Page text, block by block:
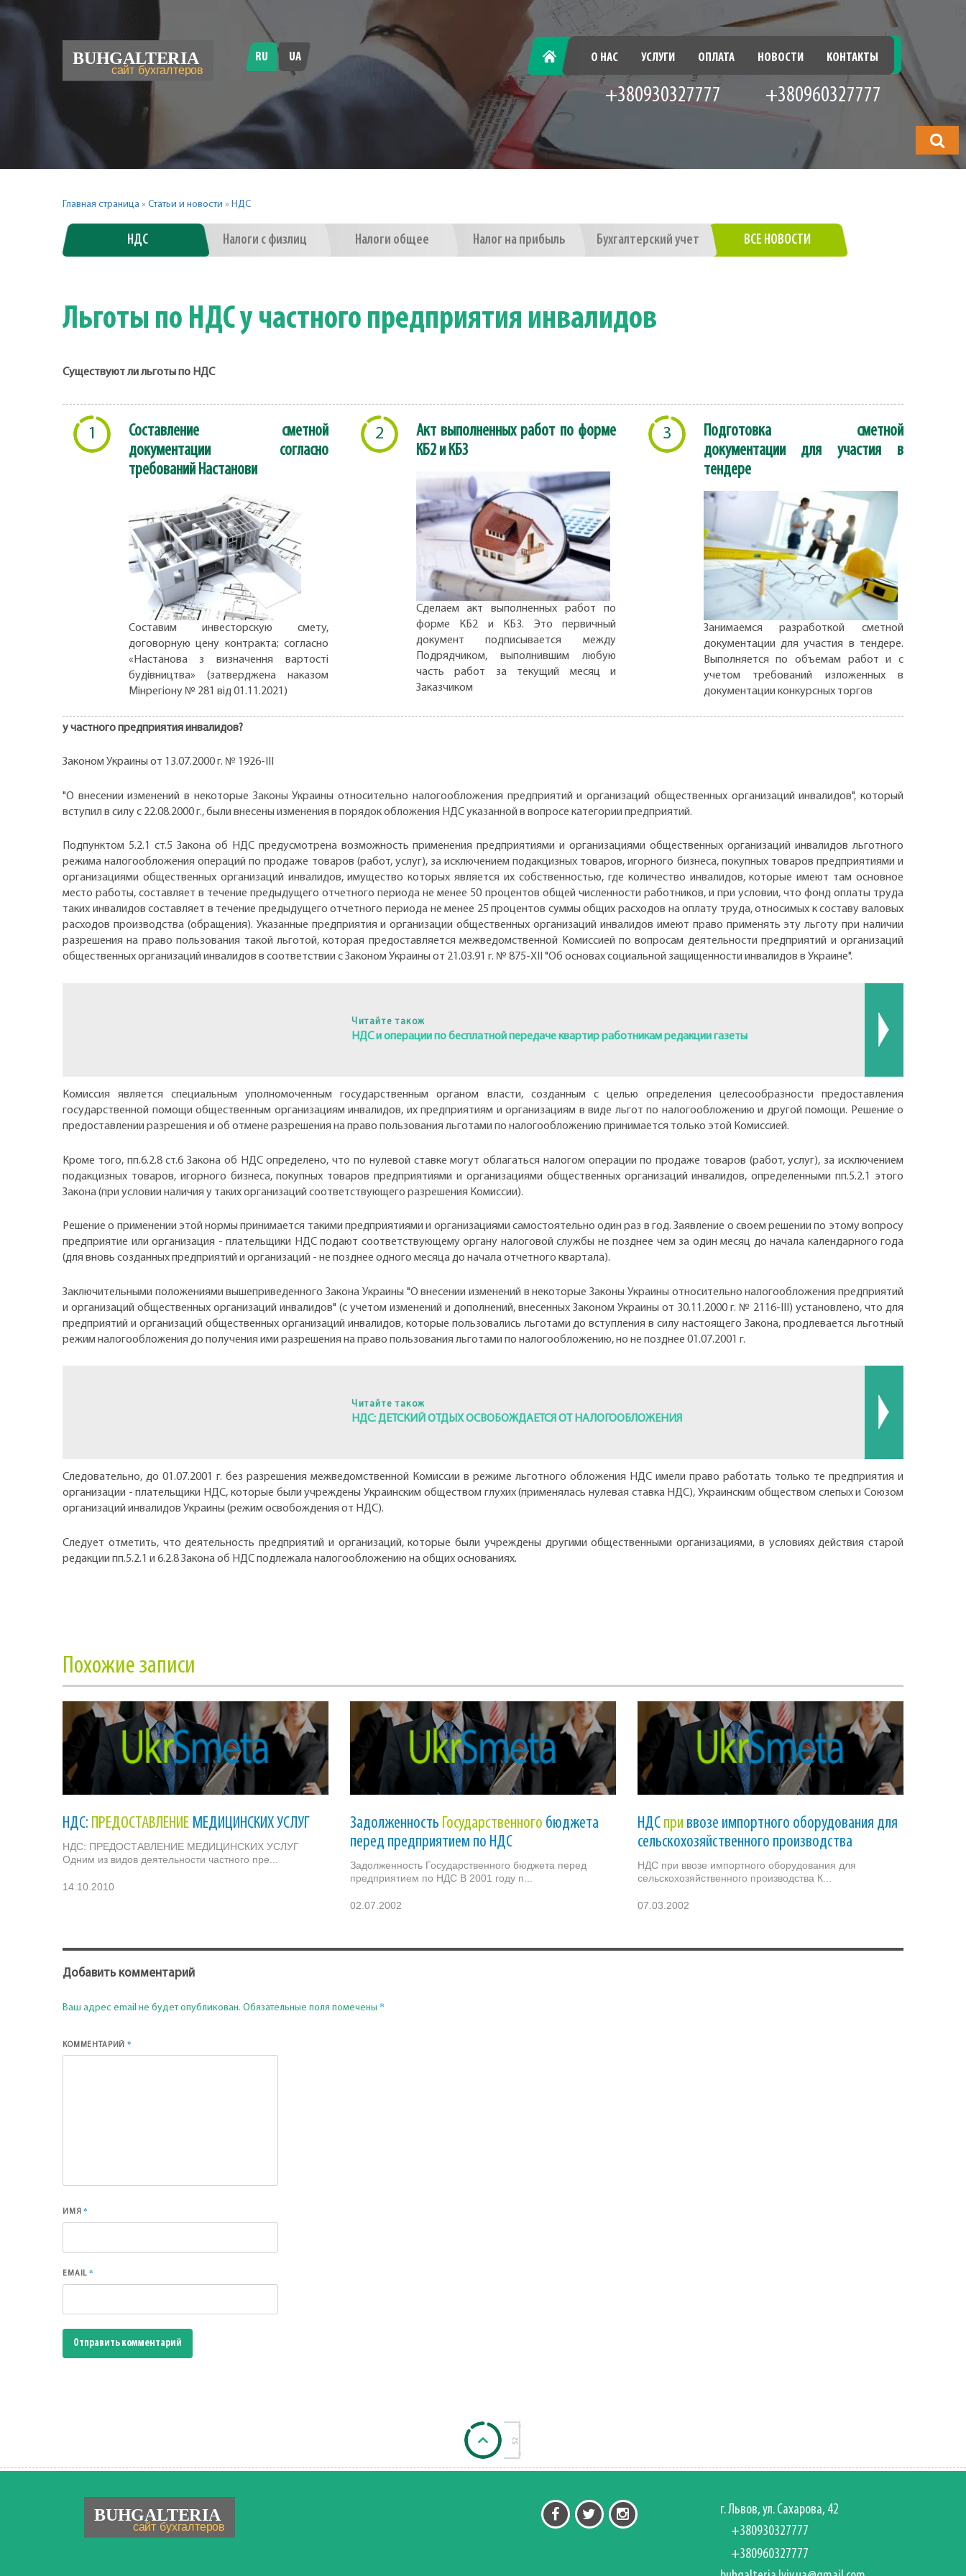
будете
RU UA ГЛАВНАЯ О НАС УСЛУГИ ОПЛАТА НОВОСТИ КОНТАКТЫ
+380930327777 +380960327777
Главная страница » Статьи и новости » НДС
НДС Налоги с физлиц Налоги общее Налог на прибыль Бухгалтерский учет ВСЕ НОВОСТИ
Льготы по НДС у частного предприятия инвалидов
Существуют ли льготы по НДС
1
Составление сметной
документации согласно
требований Настанови
Составим инвесторскую смету,
договорную цену контракта; согласно
«Настанова з визначення вартості
будівництва» (затверджена наказом
Мінрегіону № 281 від 01.11.2021)
2
Акт выполненных работ по форме
КБ2 и КБ3
Сделаем акт выполненных работ по
форме КБ2 и КБ3. Это первичный
документ подписывается между
Подрядчиком, выполнившим любую
часть работ за текущий месяц и
Заказчиком
3
Подготовка сметной
документации для участия в
тендере
Занимаемся разработкой сметной
документации для участия в тендере.
Выполняется по объемам работ и с
учетом требований изложенных в
документации конкурсных торгов
у частного предприятия инвалидов?
Законом Украины от 13.07.2000 г. № 1926-III
"О внесении изменений в некоторые Законы Украины относительно налогообложения предприятий и организаций общественных организаций инвалидов", который
вступил в силу с 22.08.2000 г., были внесены изменения в порядок обложения НДС указанной в вопросе категории предприятий.
Подпунктом 5.2.1 ст.5 Закона об НДС предусмотрена возможность применения предприятиями и организациями общественных организаций инвалидов льготного
режима налогообложения операций по продаже товаров (работ, услуг), за исключением подакцизных товаров, игорного бизнеса, покупных товаров предприятиями и
организациями общественных организаций инвалидов, имущество которых является их собственностью, где количество инвалидов, которые имеют там основное
место работы, составляет в течение предыдущего отчетного периода не менее 50 процентов общей численности работников, и при условии, что фонд оплаты труда
таких инвалидов составляет в течение предыдущего отчетного периода не менее 25 процентов суммы общих расходов на оплату труда, относимых к составу валовых
расходов производства (обращения). Указанные предприятия и организации общественных организаций инвалидов имеют право применять эту льготу при наличии
разрешения на право пользования такой льготой, которая предоставляется межведомственной Комиссией по вопросам деятельности предприятий и организаций
общественных организаций инвалидов в соответствии с Законом Украины от 21.03.91 г. № 875-XII "Об основах социальной защищенности инвалидов в Украине".
Читайте також
НДС и операции по бесплатной передаче квартир работникам редакции газеты
Комиссия является специальным уполномоченным государственным органом власти, созданным с целью определения целесообразности предоставления
государственной помощи общественным организациям инвалидов, их предприятиям и организациям в виде льгот по налогообложению и другой помощи. Решение о
предоставлении разрешения и об отмене разрешения на право пользования льготами по налогообложению принимается только этой Комиссией.
Кроме того, пп.6.2.8 ст.6 Закона об НДС определено, что по нулевой ставке могут облагаться налогом операции по продаже товаров (работ, услуг), за исключением
подакцизных товаров, игорного бизнеса, покупных товаров предприятиями и организациями общественных организаций инвалидов, определенными пп.5.2.1 этого
Закона (при условии наличия у таких организаций соответствующего разрешения Комиссии).
Решение о применении этой нормы принимается такими предприятиями и организациями самостоятельно один раз в год. Заявление о своем решении по этому вопросу
предприятие или организация - плательщики НДС подают соответствующему органу налоговой службы не позднее чем за один месяц до начала календарного года
(для вновь созданных предприятий и организаций - не позднее одного месяца до начала отчетного квартала).
Заключительными положениями вышеприведенного Закона Украины "О внесении изменений в некоторые Законы Украины относительно налогообложения предприятий
и организаций общественных организаций инвалидов" (с учетом изменений и дополнений, внесенных Законом Украины от 30.11.2000 г. № 2116-III) установлено, что для
предприятий и организаций общественных организаций инвалидов, которые пользовались льготами до вступления в силу настоящего Закона, продлевается льготный
режим налогообложения до получения ими разрешения на право пользования льготами по налогообложению, но не позднее 01.07.2001 г.
Читайте також
НДС: ДЕТСКИЙ ОТДЫХ ОСВОБОЖДАЕТСЯ ОТ НАЛОГООБЛОЖЕНИЯ
Следовательно, до 01.07.2001 г. без разрешения межведомственной Комиссии в режиме льготного обложения НДС имели право работать только те предприятия и
организации - плательщики НДС, которые были учреждены Украинским обществом глухих (применялась нулевая ставка НДС), Украинским обществом слепых и Союзом
организаций инвалидов Украины (режим освобождения от НДС).
Следует отметить, что деятельность предприятий и организаций, которые были учреждены другими общественными организациями, в условиях действия старой
редакции пп.5.2.1 и 6.2.8 Закона об НДС подлежала налогообложению на общих основаниях.
Похожие записи
НДС: ПРЕДОСТАВЛЕНИЕ МЕДИЦИНСКИХ УСЛУГ
НДС: ПРЕДОСТАВЛЕНИЕ МЕДИЦИНСКИХ УСЛУГ
Одним из видов деятельности частного пре...
14.10.2010
Задолженность Государственного бюджета
перед предприятием по НДС
Задолженность Государственного бюджета перед
предприятием по НДС В 2001 году п...
02.07.2002
НДС при ввозе импортного оборудования для
сельскохозяйственного производства
НДС при ввозе импортного оборудования для
сельскохозяйственного производства К...
07.03.2002
Добавить комментарий
Ваш адрес email не будет опубликован. Обязательные поля помечены *
КОММЕНТАРИЙ*
ИМЯ*
EMAIL*
г. Львов, ул. Сахарова, 42
+380930327777
+380960327777